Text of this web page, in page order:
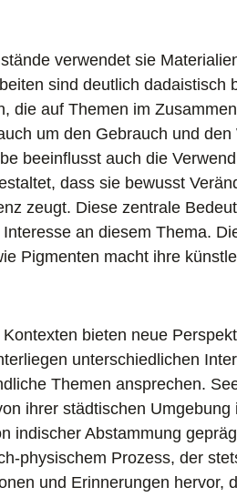
verwendet sie
sind deutlich dadaistisch
die auf Themen im
um den Gebrauch und
beeinflusst auch die
dass sie bewusst
zeugt. Diese zentrale
an diesem Thema.
Pigmenten macht ihre
bieten neue
unterschiedlichen
Themen ansprechen.
ihrer städtischen
indischer Abstammung
physischem Prozess, der
und Erinnerungen hervor,